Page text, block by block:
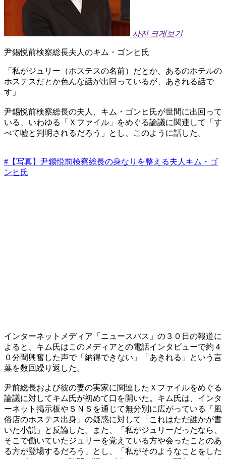
사진 크게보기
尹錫悦前検察総長夫人のキム・ゴンヒ氏
「私がジュリー（ホステスの名前）だとか、あるのホテルの
ホステスだとか色んな話が出回っているが、あきれる話で
す」
尹錫悦前検察総長の夫人、キム・ゴンヒ氏が世間に出回って
いる、いわゆる「Ｘファイル」をめぐる論議に関連して「す
べて嘘と判明されるだろう」とし、このように話した。
#【写真】尹錫悦前検察総長の身なりを整える夫人キム・ゴ
ンヒ氏
インターネットメディア「ニュースバス」の３０日の報道に
よると、キム氏はこのメディアとの電話インタビューで約４
０分間興奮した声で「納得できない」「あきれる」という言
葉を数回繰り返した。
尹前総長および彼の妻の実家に関連したＸファイルをめぐる
論議に対してキム氏が初めて口を開いた。キム氏は、インタ
ーネット掲示板やＳＮＳを通じて無分別に広がっている「風
俗店のホステス出身」の疑惑に対して「これはただ誰かが書
いた小説」と反論した。また、「私がジュリーだったなら、
そこで働いていたジュリーを覚えている方や会ったことのあ
る方が登場するだろう」とし、「私がそのようなことをした